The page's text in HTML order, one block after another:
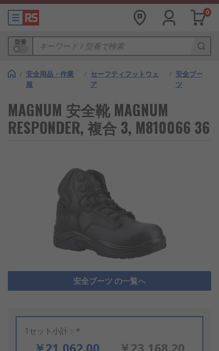
0
型番
/ 安全用品・作業
服
/ セーフティフットウェ
ア
/ 安全ブー
ツ
MAGNUM 安全靴 MAGNUM
RESPONDER, 複合 3, M810066 36
安全ブーツ の一覧へ
1セット小計：*